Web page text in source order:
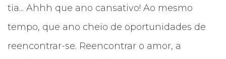
tia... Ahhh que ano cansativo! Ao mesmo
tempo, que ano cheio de oportunidades de
reencontrar-se. Reencontrar o amor, a